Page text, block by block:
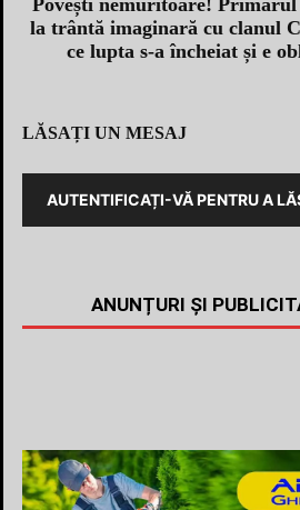
la trântă imaginară cu clanul
ce lupta s-a încheiat și e
LĂSAȚI UN MESAJ
AUTENTIFICAȚI-VĂ PENTRU A
ANUNȚURI ȘI